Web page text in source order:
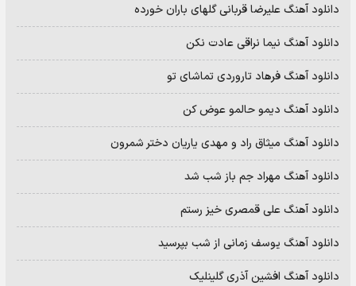
دانلود آهنگ علیرضا قربانی گلهای باران خورده
دانلود آهنگ نیما نراقی عادت نکن
دانلود آهنگ فرهاد تاروردی تماشای تو
دانلود آهنگ دیمو حالمو عوض کن
دانلود آهنگ میثاق راد و مهدی یاریان دختر شمرون
دانلود آهنگ مهراد جم باز شب شد
دانلود آهنگ علی قمصری خیز رستم
دانلود آهنگ یوسف زمانی از شب بپرسید
دانلود آهنگ افشین آذری گلینلیک